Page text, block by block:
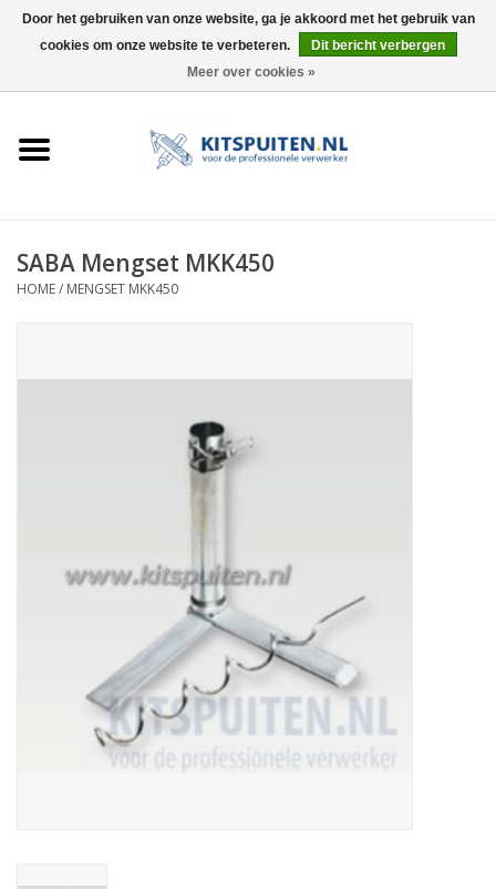
0 Artikelen - €0,00
ELEKTRISCH
SABA Mengset MKK450
HOME/ MENGSET MKK450
Door het gebruiken van onze website, ga je akkoord met het gebruik van
cookies om onze website te verbeteren.
Dit bericht verbergen
Meer over cookies »